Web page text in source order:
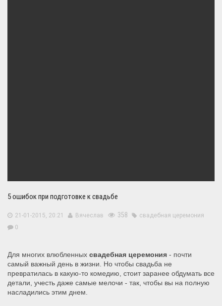
5 ошибок при подготовке к свадьбе
21-01-2015, 20:21 Вячеслав 358
свадебная церемония
0
Для многих влюбленных свадебная церемония - почти
самый важный день в жизни.
Но чтобы свадьба не
превратилась в какую-то комедию, стоит заранее обдумать все
детали, учесть даже самые мелочи - так, чтобы вы на полную
насладились этим днем.